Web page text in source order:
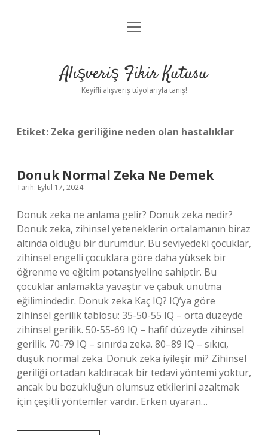
Anasayfa
Yasal Uyarı
menüyü
Alışveriş Fikir Kutusu
Keyifli alışveriş tüyolarıyla tanış!
Etiket: Zeka geriliğine neden olan hastalıklar
Donuk Normal Zeka Ne Demek
Tarih: Eylül 17, 2024
Donuk zeka ne anlama gelir? Donuk zeka nedir?
Donuk zeka, zihinsel yeteneklerin ortalamanın biraz
altında olduğu bir durumdur. Bu seviyedeki çocuklar,
zihinsel engelli çocuklara göre daha yüksek bir
öğrenme ve eğitim potansiyeline sahiptir. Bu
çocuklar anlamakta yavaştır ve çabuk unutma
eğilimindedir. Donuk zeka Kaç IQ? IQ’ya göre
zihinsel gerilik tablosu: 35-50-55 IQ – orta düzeyde
zihinsel gerilik. 50-55-69 IQ – hafif düzeyde zihinsel
gerilik. 70-79 IQ – sınırda zeka. 80–89 IQ – sıkıcı,
düşük normal zeka. Donuk zeka iyileşir mi? Zihinsel
geriliği ortadan kaldıracak bir tedavi yöntemi yoktur,
ancak bu bozukluğun olumsuz etkilerini azaltmak
için çeşitli yöntemler vardır. Erken uyaran…